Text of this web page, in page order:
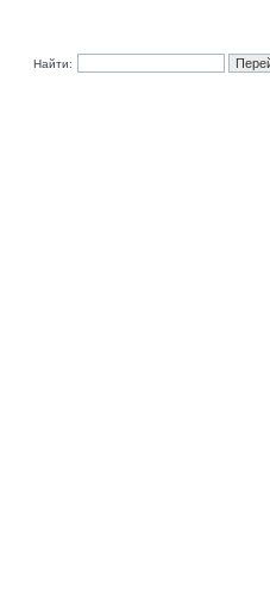
Найти: